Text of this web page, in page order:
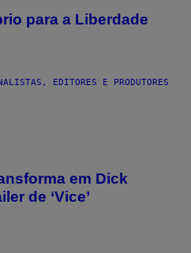
para a Liberdade
EDITORES E PRODUTORES
em Dick
de ‘Vice’